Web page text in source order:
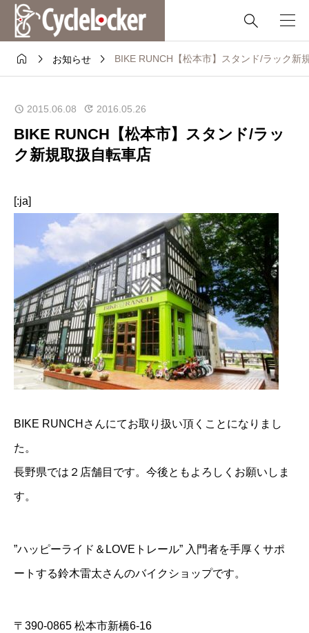

  お知らせ  BIKE RUNCH【松本市】スタンド/ラック新
2015.06.08 2016.05.26
BIKE RUNCH【松本市】スタンド/ラッ
ク新規取扱自転車店
[:ja]
BIKE RUNCHさんにてお取り扱い頂くことになりまし
た。
長野県では２店舗目です。今後ともよろしくお願いしま
す。
”ハッピーライド＆LOVEトレール” 入門者を手厚くサポ
ートする鈴木雷太さんのバイクショップです。
〒390-0865 松本市新橋6-16